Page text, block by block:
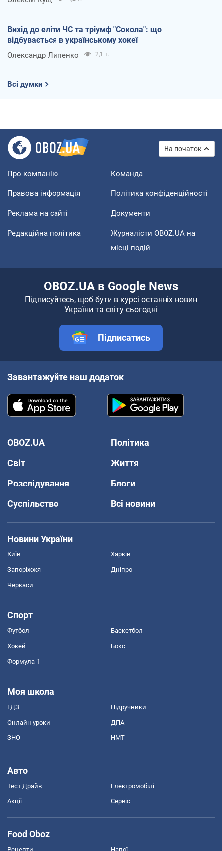
Вихід до еліти ЧС та тріумф "Сокола": що
відбувається в українському хокеї
Олександр Липенко 2,1 т.
Всі думки
На початок
Про компанію Команда
Правова інформація Політика конфіденційності
Реклама на сайті Документи
Редакційна політика
Журналісти OBOZ.UA на
місці подій
OBOZ.UA в Google News
Підписуйтесь, щоб бути в курсі останніх новин
України та світу сьогодні
Підписатись
Завантажуйте наш додаток
OBOZ.UA
Політика
Світ
Життя
Розслідування
Блоги
Суспільство
Всі новини
Новини України
Київ Харків
Запоріжжя Дніпро
Черкаси
Спорт
Футбол Баскетбол
Хокей Бокс
Формула-1
Моя школа
ГДЗ Підручники
Онлайн уроки ДПА
ЗНО НМТ
Авто
Тест Драйв Електромобілі
Акції Сервіс
Food Oboz
Рецепти Напої